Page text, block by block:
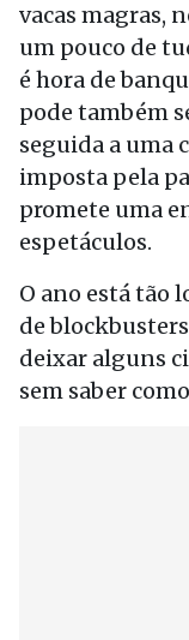
vacas magras,
um pouco de
é hora de
pode também
seguida a uma
imposta pela
promete uma
espetáculos.
O ano está tão
de
deixar alguns
sem saber